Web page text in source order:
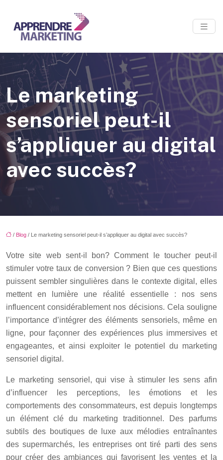
Le marketing
sensoriel peut-il
s’appliquer au digital
avec succès?
/ Blog / Le marketing sensoriel peut-il s’appliquer au digital avec succès?
Votre site web sent-il bon? Comment le toucher peut-il
stimuler votre taux de conversion ? Bien que ces questions
puissent sembler singulières dans le contexte digital, elles
mettent en lumière une réalité essentielle : nos sens
influencent considérablement nos décisions. Cela souligne
l’importance d’intégrer des éléments sensoriels, même en
ligne, pour façonner des expériences plus immersives et
engageantes, et ainsi exploiter le potentiel du marketing
sensoriel digital.
Le marketing sensoriel, qui vise à stimuler les sens afin
d’influencer les perceptions, les émotions et les
comportements des consommateurs, est depuis longtemps
un élément clé du marketing traditionnel. Des parfums
subtils des boutiques de luxe aux mélodies entraînantes
des supermarchés, les entreprises ont tiré parti des sens
pour créer des ambiances qui favorisent les ventes et la